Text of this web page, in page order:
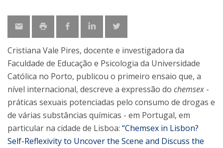
Cristiana Vale Pires, docente e investigadora da
Faculdade de Educação e Psicologia da Universidade
Católica no Porto, publicou o primeiro ensaio que, a
nível internacional, descreve a expressão do chemsex -
práticas sexuais potenciadas pelo consumo de drogas e
de várias substâncias químicas - em Portugal, em
particular na cidade de Lisboa: “Chemsex in Lisbon?
Self-Reflexivity to Uncover the Scene and Discuss the